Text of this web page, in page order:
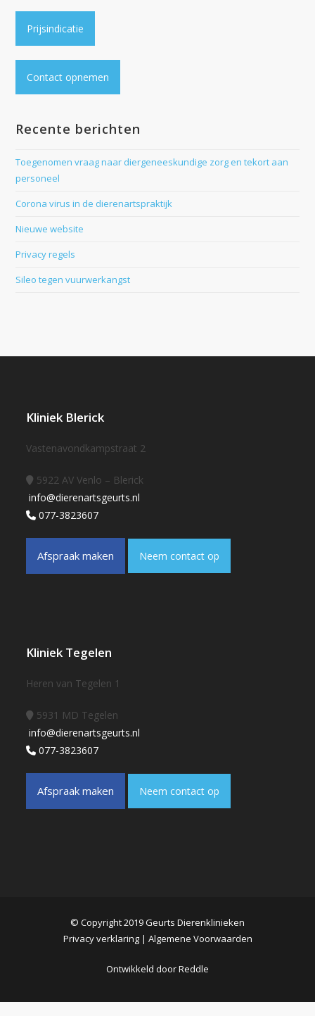
Prijsindicatie
Contact opnemen
Recente berichten
Toegenomen vraag naar diergeneeskundige zorg en tekort aan
personeel
Corona virus in de dierenartspraktijk
Nieuwe website
Privacy regels
Sileo tegen vuurwerkangst
Kliniek Blerick
Vastenavondkampstraat 2
5922 AV Venlo – Blerick
info@dierenartsgeurts.nl
077-3823607
Afspraak maken Neem contact op
Kliniek Tegelen
Heren van Tegelen 1
5931 MD Tegelen
info@dierenartsgeurts.nl
077-3823607
Afspraak maken Neem contact op
© Copyright 2019 Geurts Dierenklinieken
Privacy verklaring| Algemene Voorwaarden
Ontwikkeld doorReddle